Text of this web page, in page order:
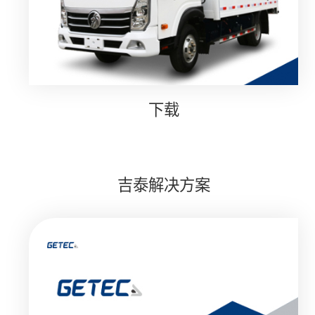
下载
吉泰解决方案